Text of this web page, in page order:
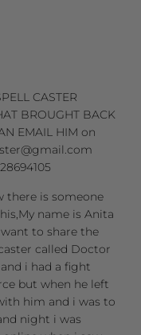
CASTER
BROUGHT BACK
EMAIL HIM on
there is someone
name is Anita
to share the
called Doctor
i had a fight
but when he left
him and i was to
night i was